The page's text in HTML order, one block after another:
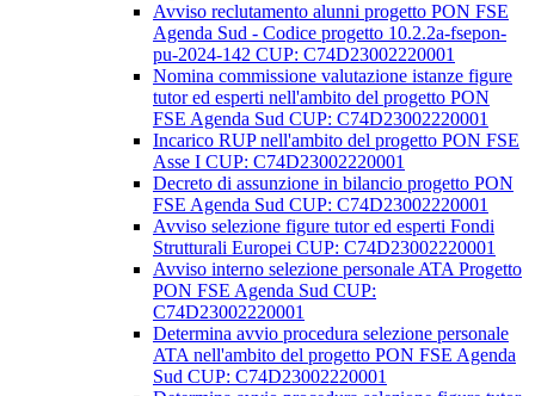
Avviso reclutamento alunni progetto PON FSE
Agenda Sud - Codice progetto 10.2.2a-fsepon-
pu-2024-142 CUP: C74D23002220001
Nomina commissione valutazione istanze figure
tutor ed esperti nell'ambito del progetto PON
FSE Agenda Sud CUP: C74D23002220001
Incarico RUP nell'ambito del progetto PON FSE
Asse I CUP: C74D23002220001
Decreto di assunzione in bilancio progetto PON
FSE Agenda Sud CUP: C74D23002220001
Avviso selezione figure tutor ed esperti Fondi
Strutturali Europei CUP: C74D23002220001
Avviso interno selezione personale ATA Progetto
PON FSE Agenda Sud CUP:
C74D23002220001
Determina avvio procedura selezione personale
ATA nell'ambito del progetto PON FSE Agenda
Sud CUP: C74D23002220001